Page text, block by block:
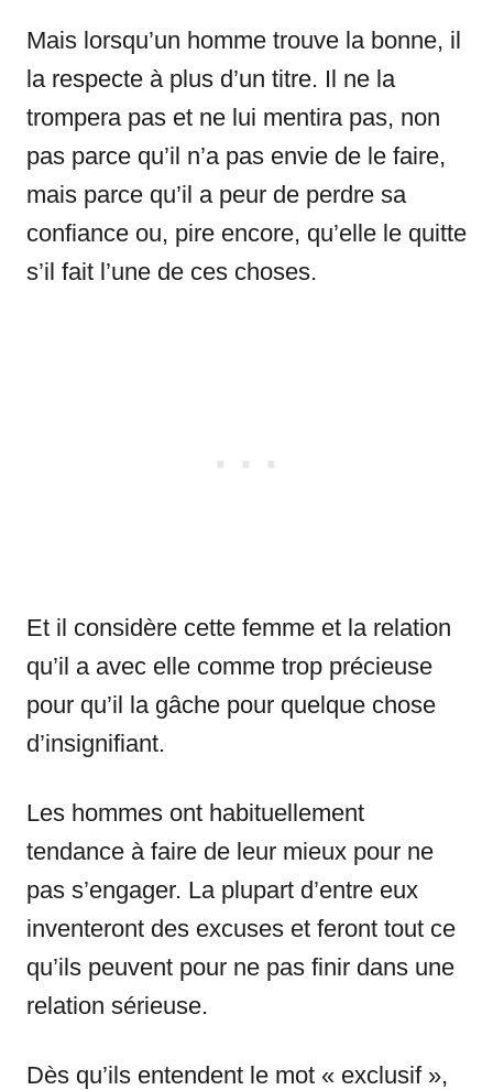
Mais lorsqu’un homme trouve la bonne, il
la respecte à plus d’un titre. Il ne la
trompera pas et ne lui mentira pas, non
pas parce qu’il n’a pas envie de le faire,
mais parce qu’il a peur de perdre sa
confiance ou, pire encore, qu’elle le quitte
s’il fait l’une de ces choses.
Et il considère cette femme et la relation
qu’il a avec elle comme trop précieuse
pour qu’il la gâche pour quelque chose
d’insignifiant.
Les hommes ont habituellement
tendance à faire de leur mieux pour ne
pas s’engager. La plupart d’entre eux
inventeront des excuses et feront tout ce
qu’ils peuvent pour ne pas finir dans une
relation sérieuse.
Dès qu’ils entendent le mot « exclusif »,